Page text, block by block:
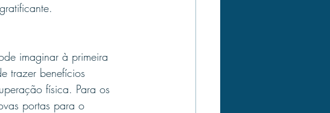
imaginar à primeira
trazer benefícios
física. Para os
portas para o